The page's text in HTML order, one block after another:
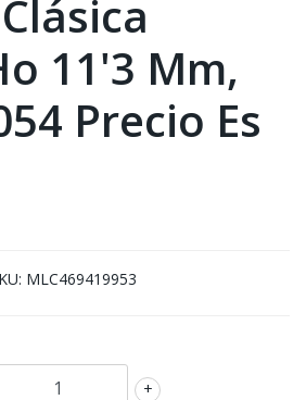
11'3 Mm,
Precio Es
MLC469419953
+